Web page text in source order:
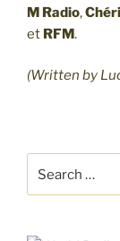
M Radio,
et RFM.
(Written by